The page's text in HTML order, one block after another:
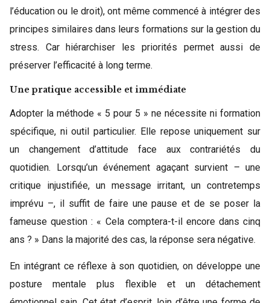
l’éducation ou le droit), ont même commencé à intégrer des
principes similaires dans leurs formations sur la gestion du
stress. Car hiérarchiser les priorités permet aussi de
préserver l’efficacité à long terme.
Une pratique accessible et immédiate
Adopter la méthode « 5 pour 5 » ne nécessite ni formation
spécifique, ni outil particulier. Elle repose uniquement sur
un changement d’attitude face aux contrariétés du
quotidien. Lorsqu’un événement agaçant survient – une
critique injustifiée, un message irritant, un contretemps
imprévu –, il suffit de faire une pause et de se poser la
fameuse question : « Cela comptera-t-il encore dans cinq
ans ? » Dans la majorité des cas, la réponse sera négative.
En intégrant ce réflexe à son quotidien, on développe une
posture mentale plus flexible et un détachement